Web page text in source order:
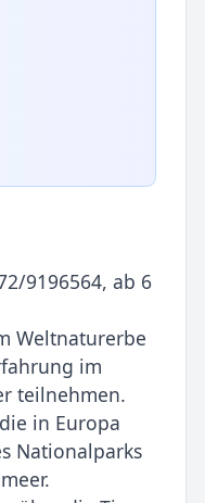
9196564, ab 6
Weltnaturerbe
im
teilnehmen.
in Europa
Nationalparks